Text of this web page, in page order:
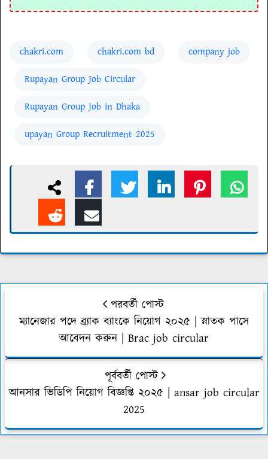
chakri.com chakri.com bd
company job
Rupayan Group Job Circular
Rupayan Group Job in Dhaka
upayan Group Recruitment 2025
পরবর্তী পোস্ট
ম্যানেজার পদে ব্র্যাক ব্যাংকে নিয়োগ ২০২৫ | স্নাতক পাসে
আবেদন করুন | Brac job circular
পূর্ববর্তী পোস্ট
আনসার ভিডিপি নিয়োগ বিজ্ঞপ্তি ২০২৫ | ansar job circular
2025